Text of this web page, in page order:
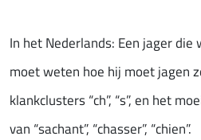
In het Nederlands: Een jager
moet weten hoe hij moet jagen
klankclusters “ch”, “s”, en het
van “sachant”, “chasser”, “chien”.